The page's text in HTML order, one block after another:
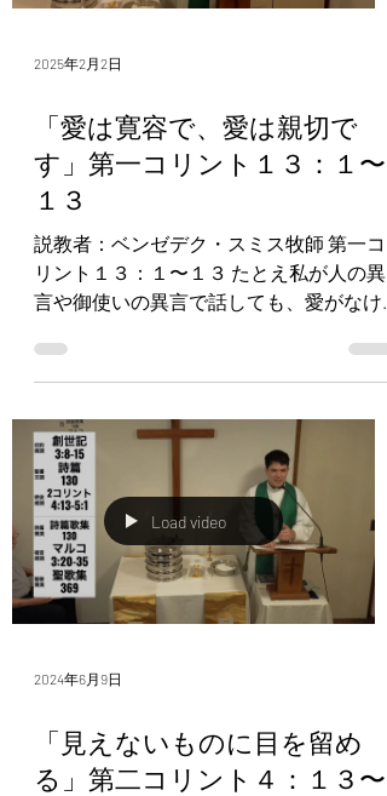
2025年2月2日
「愛は寛容で、愛は親切で
す」第一コリント１３：１〜
１３
説教者：ベンゼデク・スミス牧師 第一コ
リント１３：１〜１３ たとえ私が人の異
言や御使いの異言で話しても、愛がなけ
ルと同じです。 たとえ私が預言の賜物を
持ち、あらゆる奥義とあらゆる知識に通
じていても、たとえ山を動かすほどの完
全な信仰を持って...
Load video
2024年6月9日
「見えないものに目を留め
る」第二コリント４：１３〜